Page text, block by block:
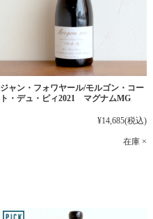
ジャン・フォワヤール/モルゴン・コー
ト・デュ・ピィ2021 マグナムMG
¥14,685(税込)
在庫 ×